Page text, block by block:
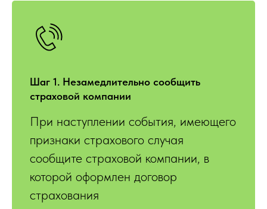
Шаг 1. Незамедлительно сообщить
страховой компании
При наступлении события, имеющего
признаки страхового случая
сообщите страховой компании, в
которой оформлен договор
страхования